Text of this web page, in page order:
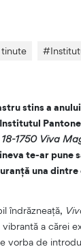
#
stins a
18-1750 Viva
te-ar pune
una dintre
îndrăzneață,
a cărei
vorba de